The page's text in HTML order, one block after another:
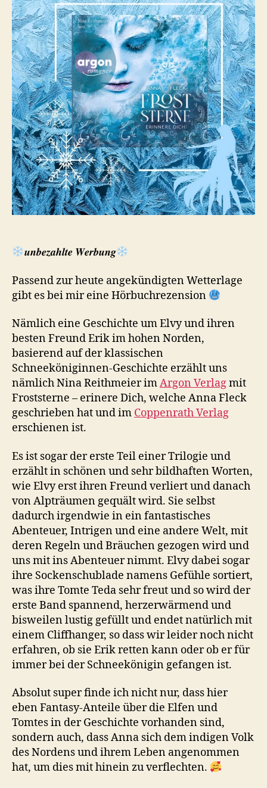
𝒖𝒏𝒃𝒆𝒛𝒂𝒉𝒍𝒕𝒆 𝑾𝒆𝒓𝒃𝒖𝒏𝒈
Passend zur heute angekündigten Wetterlage
gibt es bei mir eine Hörbuchrezension
Nämlich eine Geschichte um Elvy und ihren
besten Freund Erik im hohen Norden,
basierend auf der klassischen
Schneeköniginnen-Geschichte erzählt uns
nämlich Nina Reithmeier imArgon Verlagmit
Froststerne – erinere Dich, welche Anna Fleck
geschrieben hat und im Coppenrath Verlag
erschienen ist.
Es ist sogar der erste Teil einer Trilogie und
erzählt in schönen und sehr bildhaften Worten,
wie Elvy erst ihren Freund verliert und danach
von Alpträumen gequält wird. Sie selbst
dadurch irgendwie in ein fantastisches
Abenteuer, Intrigen und eine andere Welt, mit
deren Regeln und Bräuchen gezogen wird und
uns mit ins Abenteuer nimmt. Elvy dabei sogar
ihre Sockenschublade namens Gefühle sortiert,
was ihre Tomte Teda sehr freut und so wird der
erste Band spannend, herzerwärmend und
bisweilen lustig gefüllt und endet natürlich mit
einem Cliffhanger, so dass wir leider noch nicht
erfahren, ob sie Erik retten kann oder ob er für
immer bei der Schneekönigin gefangen ist.
Absolut super finde ich nicht nur, dass hier
eben Fantasy-Anteile über die Elfen und
Tomtes in der Geschichte vorhanden sind,
sondern auch, dass Anna sich dem indigen Volk
des Nordens und ihrem Leben angenommen
hat, um dies mit hinein zu verflechten.